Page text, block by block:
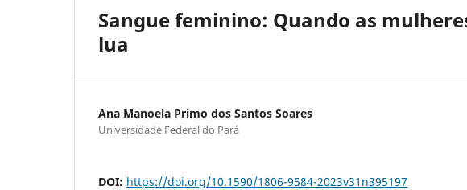
Sangue feminino: Quando as
lua
Ana Manoela Primo dos Santos Soares
Universidade Federal do Pará
DOI: https://doi.org/10.1590/1806-9584-2023v31n395197